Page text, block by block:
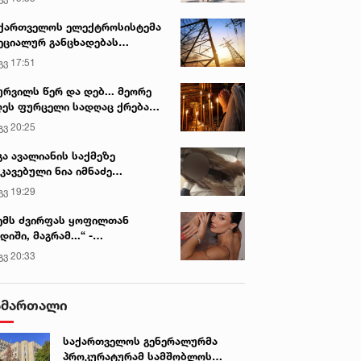
2023 • 12:14
ირაკლი ღარიბაშვილმა
ვახტანგ გომელაურმა
ღვინაშვილის ოჯახს
24 იან. 2023 • 14:16
ვახტანგ გომელაურის
პოლიციელი
„განსაკუთრებული
ელექტროსისტემა
განცხადებას
17:51
წერ და დებ... მეორე
ფურცელი სადღაც ქრება
სურვილი სრულდება...“ -
ტაძარი შიდა
20:25
ავალიანის საქმეზე
ნია იმნაძე
გადაჰყავთ
19:29
ძვირფას ყოფილთან
მაგრამ...“ -
პაიჭაძის
აღიარება
20:33
საქართველოს გენერალურმა
პროკურატურამ სამშობლოს